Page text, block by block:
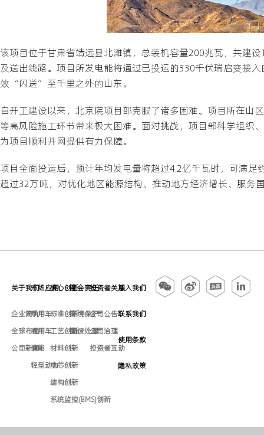
该项目位于甘肃省靖远县北滩镇，总装机容量200兆瓦，共建
及送出线路。项目所发电能将通过已投运的330千伏瑞启变接
效“闪送”至千里之外的山东。
自开工建设以来，北京院项目部克服了诸多困难。项目所在山
等高风险施工环节带来极大困难。面对挑战，项目部科学组织
为项目顺利并网提供有力保障。
项目全面投运后，预计年均发电量将超过4.2亿千瓦时，可满
超过32万吨，对优化地区能源结构、推动地方经济增长、服
关于我们
企业简介
全球布局
公司新闻
市场应用
乘用车
商用车
储能
轻型动力
核心创新
标准创新
工艺创新
材料创新
电芯创新
结构创新
系统监控(BMS)创新
社会责任
环境保护
固废处理
投资者关系
公司公告
公司治理
投资者互动
加入我们
联系我们
使用条款
隐私政策